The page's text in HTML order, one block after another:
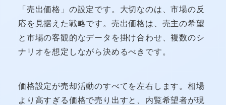
「売出価格」の設定です。大切なのは、市場の反
応を見据えた戦略です。売出価格は、売主の希望
と市場の客観的なデータを掛け合わせ、複数のシ
ナリオを想定しながら決めるべきです。
価格設定が売却活動のすべてを左右します。相場
より高すぎる価格で売り出すと、内覧希望者が現